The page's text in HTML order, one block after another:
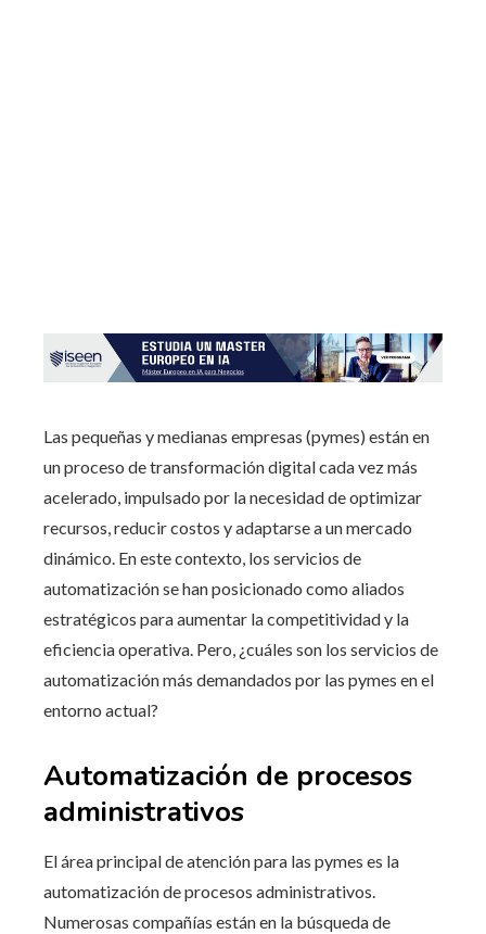
Las pequeñas y medianas empresas (pymes) están en
un proceso de transformación digital cada vez más
acelerado, impulsado por la necesidad de optimizar
recursos, reducir costos y adaptarse a un mercado
dinámico. En este contexto, los servicios de
automatización se han posicionado como aliados
estratégicos para aumentar la competitividad y la
eficiencia operativa. Pero, ¿cuáles son los servicios de
automatización más demandados por las pymes en el
entorno actual?
Automatización de procesos
administrativos
El área principal de atención para las pymes es la
automatización de procesos administrativos.
Numerosas compañías están en la búsqueda de